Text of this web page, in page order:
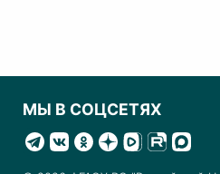
МЫ В СОЦСЕТЯХ